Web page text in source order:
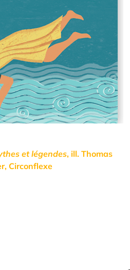
et légendes, ill. Thomas
, Circonflexe